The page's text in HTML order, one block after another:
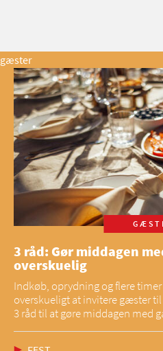
gæster
3 råd: Gør middagen
overskuelig
Indkøb, oprydning og flere
overskueligt at invitere gæster
3 råd til at gøre middagen med